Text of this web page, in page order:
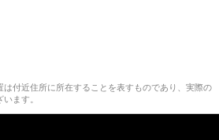
付近住所に所在することを表すものであり、実際の
ます。